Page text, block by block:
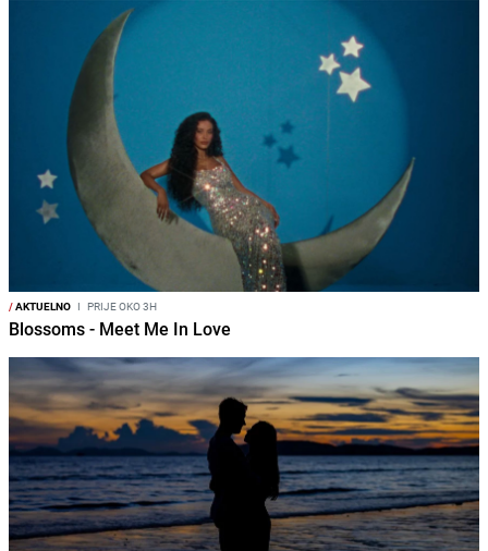
/AKTUELNO I PRIJE OKO 3H
Blossoms - Meet Me In Love